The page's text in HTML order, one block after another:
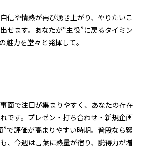
自信や情熱が再び湧き上がり、やりたいこ
せます。あなたが“主役”に戻るタイミン
魅力を堂々と発揮して。
面で注目が集まりやすく、あなたの存在
です。プレゼン・打ち合わせ・新規企画
”で評価が高まりやすい時期。普段なら緊
、今週は言葉に熱量が宿り、説得力が増